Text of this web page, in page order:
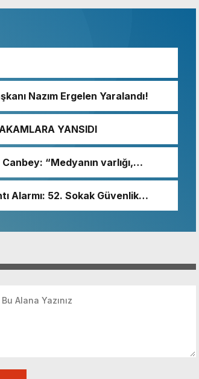
Nazım Ergelen Yaralandı!
YANSIDI
“Medyanın varlığı,
Alarmı: 52. Sokak Güvenlik